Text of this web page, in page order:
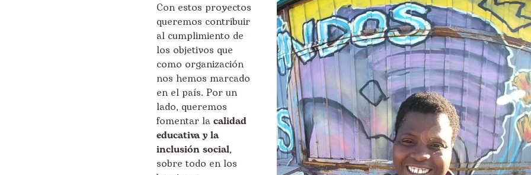
Con estos proyectos
queremos contribuir
al cumplimiento de
los objetivos que
como organización
nos hemos marcado
en el país. Por un
lado, queremos
fomentar la calidad
educativa y la
inclusión social,
sobre todo en los